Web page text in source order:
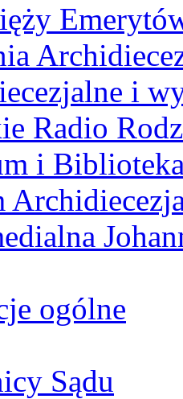
i
Radio
i
ogólne
Sądu